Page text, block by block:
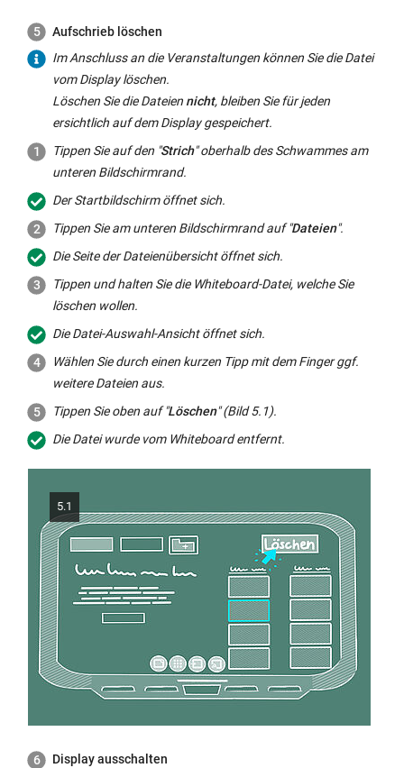
4.1
Aufschrieb löschen
Im Anschluss an die Veranstaltungen können Sie die Datei
vomDisplaylöschen.
Löschen Sie die Dateien nicht, bleiben Sie für jeden
ersichtlich auf demDisplaygespeichert.
Tippen Sie auf den "Strich" oberhalb des Schwammes am
unteren Bildschirmrand.
Der Startbildschirm öffnet sich.
Tippen Sie am unteren Bildschirmrand auf "Dateien".
Die Seite der Dateienübersicht öffnet sich.
Tippen und halten Sie die Whiteboard-Datei, welche Sie
löschen wollen.
Die Datei-Auswahl-Ansicht öffnet sich.
Wählen Sie durch einen kurzen Tipp mit dem Finger ggf.
weitere Dateien aus.
Tippen Sie oben auf "Löschen" (Bild 5.1).
Die Datei wurde vom Whiteboardentfernt.
5.1
Displayausschalten